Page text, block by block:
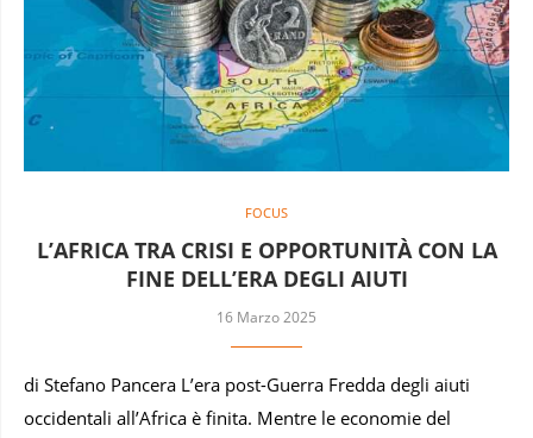
FOCUS
L’AFRICA TRA CRISI E OPPORTUNITÀ CON LA
FINE DELL’ERA DEGLI AIUTI
16 Marzo 2025
di Stefano Pancera L’era post-Guerra Fredda degli aiuti
occidentali all’Africa è finita. Mentre le economie del